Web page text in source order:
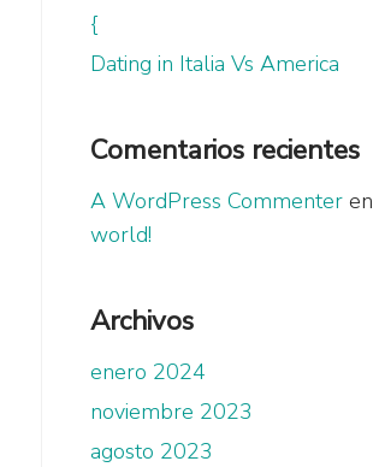
{
Dating in Italia Vs America
Comentarios recientes
A WordPress Commenter en
world!
Archivos
enero 2024
noviembre 2023
agosto 2023